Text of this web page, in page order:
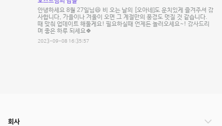
안녕하세요 8월 27일님😆 비 오는 날의 [오아네]도 운치있게 즐겨주셔 감
사합니다, 가을이나 겨울이 오면 그 계절만의 풍경도 멋질 것 같습니다.
때 맞춰 업데이트 해둘게요! 필요하실때 언제든 놀러오세요~! 감사드리
며 좋은 하루 되세요🍀
2023-09-08 16:35:57
회사